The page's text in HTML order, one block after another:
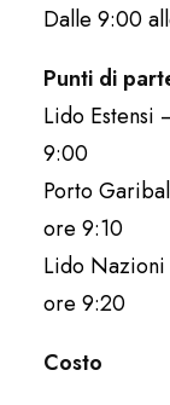
Dalle 9:00
Punti di
Lido Estensi
9:00
Porto
ore 9:10
Lido Nazioni
ore 9:20
Costo